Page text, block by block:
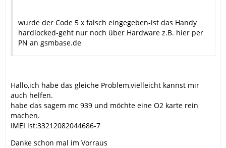
wurde der Code 5 x falsch eingegeben-ist das Handy
hardlocked-geht nur noch über Hardware z.B. hier per
PN an gsmbase.de
Hallo,ich habe das gleiche Problem,vielleicht kannst mir
auch helfen.
habe das sagem mc 939 und möchte eine O2 karte rein
machen.
IMEI ist:33212082044686-7
Danke schon mal im Vorraus